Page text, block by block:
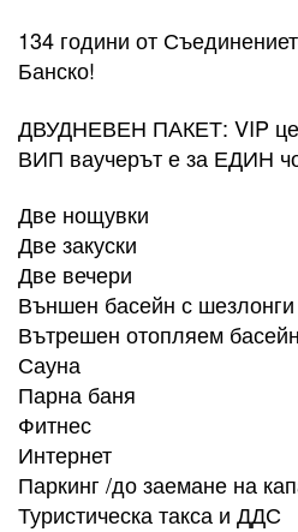
134 години от
Банско!
ДВУДНЕВЕН ПАКЕТ: VIP
ВИП ваучерът е за ЕДИН
Две нощувки
Две закуски
Две вечери
Външен басейн с
Вътрешен отопляем басейн
Сауна
Парна баня
Фитнес
Интернет
Паркинг /до заемане на
Туристическа такса и ДДС​